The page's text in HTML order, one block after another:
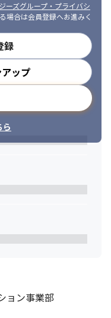
ーズグループ・プライバシ
場合は会員登録へお進みく
録
ップ
ら
ョン事業部